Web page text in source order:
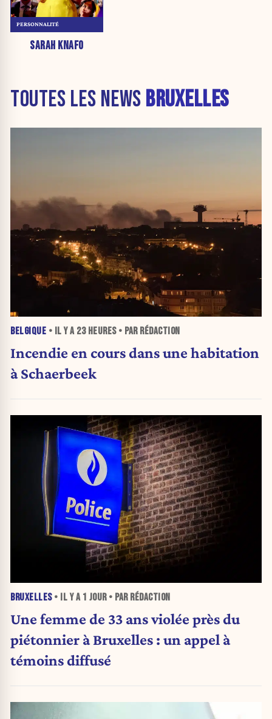
SARAH KNAFO
PERSONNALITÉ
TOUTES LES NEWS BRUXELLES
BELGIQUE • IL Y A 23 HEURES• PAR RÉDACTION
Incendie en cours dans une habitation
à Schaerbeek
BRUXELLES• IL Y A 1 JOUR• PAR RÉDACTION
Une femme de 33 ans violée près du
piétonnier à Bruxelles : un appel à
témoins diffusé